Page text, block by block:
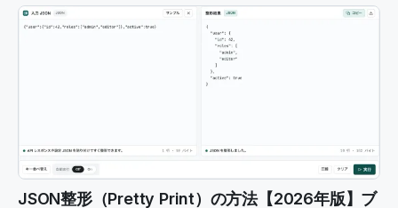
JSON整形（Pretty Print）の方法【2026年版】ブ